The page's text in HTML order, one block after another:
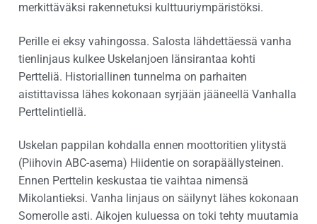
merkittäväksi rakennetuksi kulttuuriympäristöksi.
Perille ei eksy vahingossa. Salosta lähdettäessä vanha
tienlinjaus kulkee Uskelanjoen länsirantaa kohti
Pertteliä. Historiallinen tunnelma on parhaiten
aistittavissa lähes kokonaan syrjään jääneellä Vanhalla
Perttelintiellä.
Uskelan pappilan kohdalla ennen moottoritien ylitystä
(Piihovin ABC-asema) Hiidentie on sorapäällysteinen.
Ennen Perttelin keskustaa tie vaihtaa nimensä
Mikolantieksi. Vanha linjaus on säilynyt lähes kokonaan
Somerolle asti. Aikojen kuluessa on toki tehty muutamia